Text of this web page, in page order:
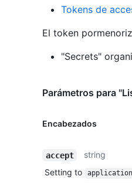
Tokens de
El token
"Secrets"
Parámetros para
Encabezados
accept
string
Setting to